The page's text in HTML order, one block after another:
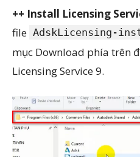
++ Install Licensing
file AdskLicensing-
mục Download phía trên
Licensing Service 9.